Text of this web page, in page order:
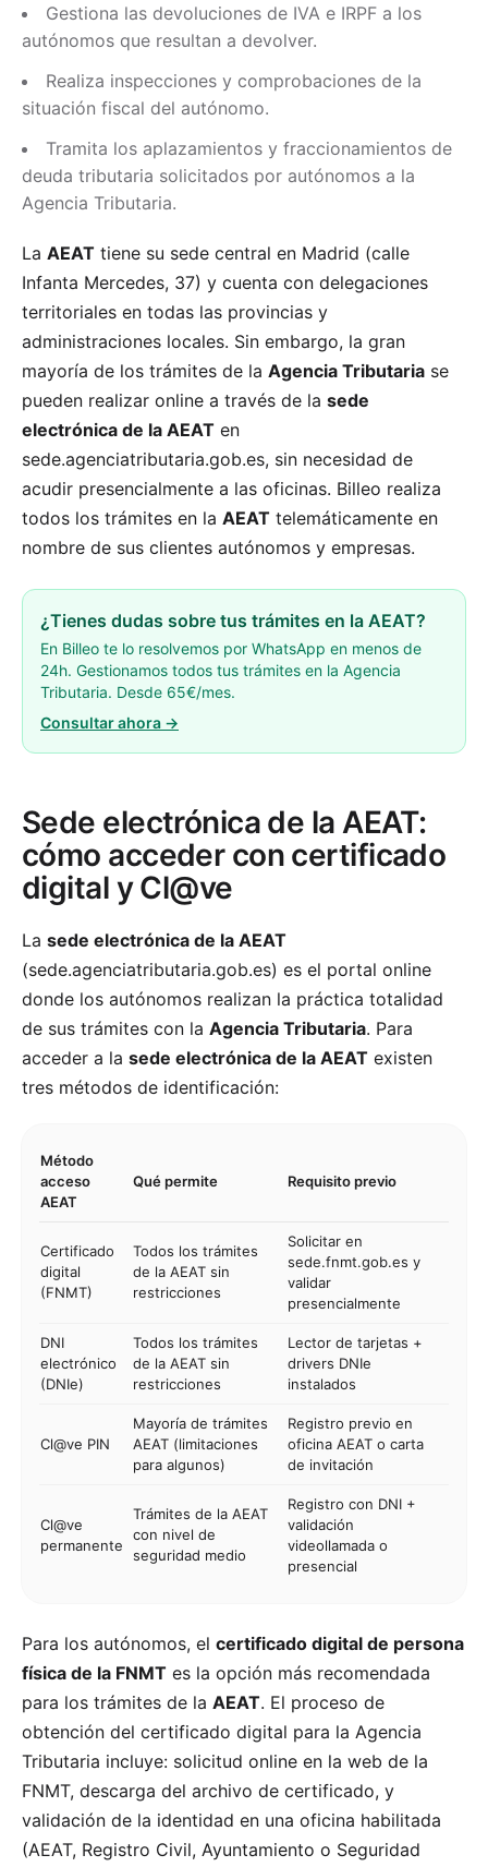
Gestiona las devoluciones de IVA e IRPF a los
autónomos que resultan a devolver.
Realiza inspecciones y comprobaciones de la
situación fiscal del autónomo.
Tramita los aplazamientos y fraccionamientos de
deuda tributaria solicitados por autónomos a la
Agencia Tributaria.
La AEAT tiene su sede central en Madrid (calle
Infanta Mercedes, 37) y cuenta con delegaciones
territoriales en todas las provincias y
administraciones locales. Sin embargo, la gran
mayoría de los trámites de la Agencia Tributaria se
pueden realizar online a través de la sede
electrónica de la AEAT en
sede.agenciatributaria.gob.es, sin necesidad de
acudir presencialmente a las oficinas. Billeo realiza
todos los trámites en la AEAT telemáticamente en
nombre de sus clientes autónomos y empresas.
¿Tienes dudas sobre tus trámites en la AEAT?
En Billeo te lo resolvemos por WhatsApp en menos de
24h. Gestionamos todos tus trámites en la Agencia
Tributaria. Desde 65€/mes.
Consultar ahora →
Sede electrónica de la AEAT:
cómo acceder con certificado
digital y Cl@ve
La sede electrónica de la AEAT
(sede.agenciatributaria.gob.es) es el portal online
donde los autónomos realizan la práctica totalidad
de sus trámites con la Agencia Tributaria. Para
acceder a la sede electrónica de la AEAT existen
tres métodos de identificación:
Método
acceso
AEAT
Qué permite Requisito previo
Certificado
digital
(FNMT)
Todos los trámites
de la AEAT sin
restricciones
Solicitar en
sede.fnmt.gob.es y
validar
presencialmente
DNI
electrónico
(DNIe)
Todos los trámites
de la AEAT sin
restricciones
Lector de tarjetas +
drivers DNIe
instalados
Cl@ve PIN
Mayoría de trámites
AEAT (limitaciones
para algunos)
Registro previo en
oficina AEAT o carta
de invitación
Cl@ve
permanente
Trámites de la AEAT
con nivel de
seguridad medio
Registro con DNI +
validación
videollamada o
presencial
Para los autónomos, el certificado digital de persona
física de la FNMT es la opción más recomendada
para los trámites de la AEAT. El proceso de
obtención del certificado digital para la Agencia
Tributaria incluye: solicitud online en la web de la
FNMT, descarga del archivo de certificado, y
validación de la identidad en una oficina habilitada
(AEAT, Registro Civil, Ayuntamiento o Seguridad